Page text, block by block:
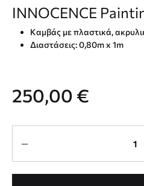
INNOCENCE
Καμβάς με πλαστικά,
Διαστάσεις: 0,80m x 1m
250,00€